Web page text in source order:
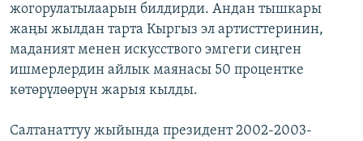
ЭЕ/АРнун бардык сайттары
жогорулатылаарын билдирди. Андан тышкары
жаңы жылдан тарта Кыргыз эл артисттеринин,
маданият менен искусствого эмгеги сиңген
ишмерлердин айлык маянасы 50 процентке
көтөрүлөөрүн жарыя кылды.
Салтанаттуу жыйында президент 2002-2003-